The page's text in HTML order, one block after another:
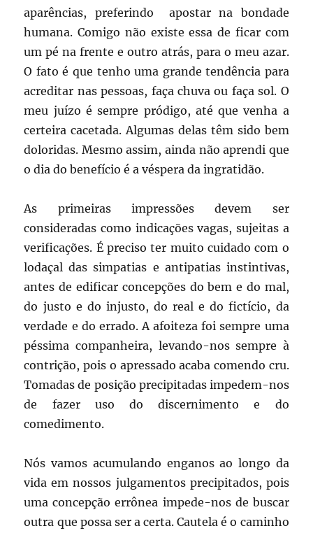
aparências, preferindo apostar na bondade
humana. Comigo não existe essa de ficar com
um pé na frente e outro atrás, para o meu azar.
O fato é que tenho uma grande tendência para
acreditar nas pessoas, faça chuva ou faça sol. O
meu juízo é sempre pródigo, até que venha a
certeira cacetada. Algumas delas têm sido bem
doloridas. Mesmo assim, ainda não aprendi que
o dia do benefício é a véspera da ingratidão.
As primeiras impressões devem ser
consideradas como indicações vagas, sujeitas a
verificações. É preciso ter muito cuidado com o
lodaçal das simpatias e antipatias instintivas,
antes de edificar concepções do bem e do mal,
do justo e do injusto, do real e do fictício, da
verdade e do errado. A afoiteza foi sempre uma
péssima companheira, levando-nos sempre à
contrição, pois o apressado acaba comendo cru.
Tomadas de posição precipitadas impedem-nos
de fazer uso do discernimento e do
comedimento.
Nós vamos acumulando enganos ao longo da
vida em nossos julgamentos precipitados, pois
uma concepção errônea impede-nos de buscar
outra que possa ser a certa. Cautela é o caminho